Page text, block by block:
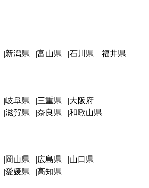
新潟県 富山県 石川県 福井県
岐阜県 三重県
大阪府
滋賀県 奈良県 和歌山県
岡山県 広島県
山口県
愛媛県 高知県